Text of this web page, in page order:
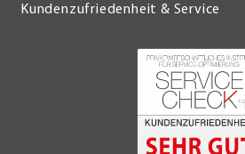
Kundenzufriedenheit & Service